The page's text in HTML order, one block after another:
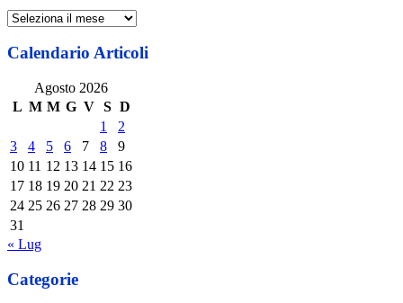
Archivi
Calendario Articoli
Agosto 2026
L M M G V S D
1
2
3
4 5 6 7 8
9
10 11 12 13 14 15 16
17 18 19 20 21 22 23
24 25 26 27 28 29 30
31
« Lug
Categorie